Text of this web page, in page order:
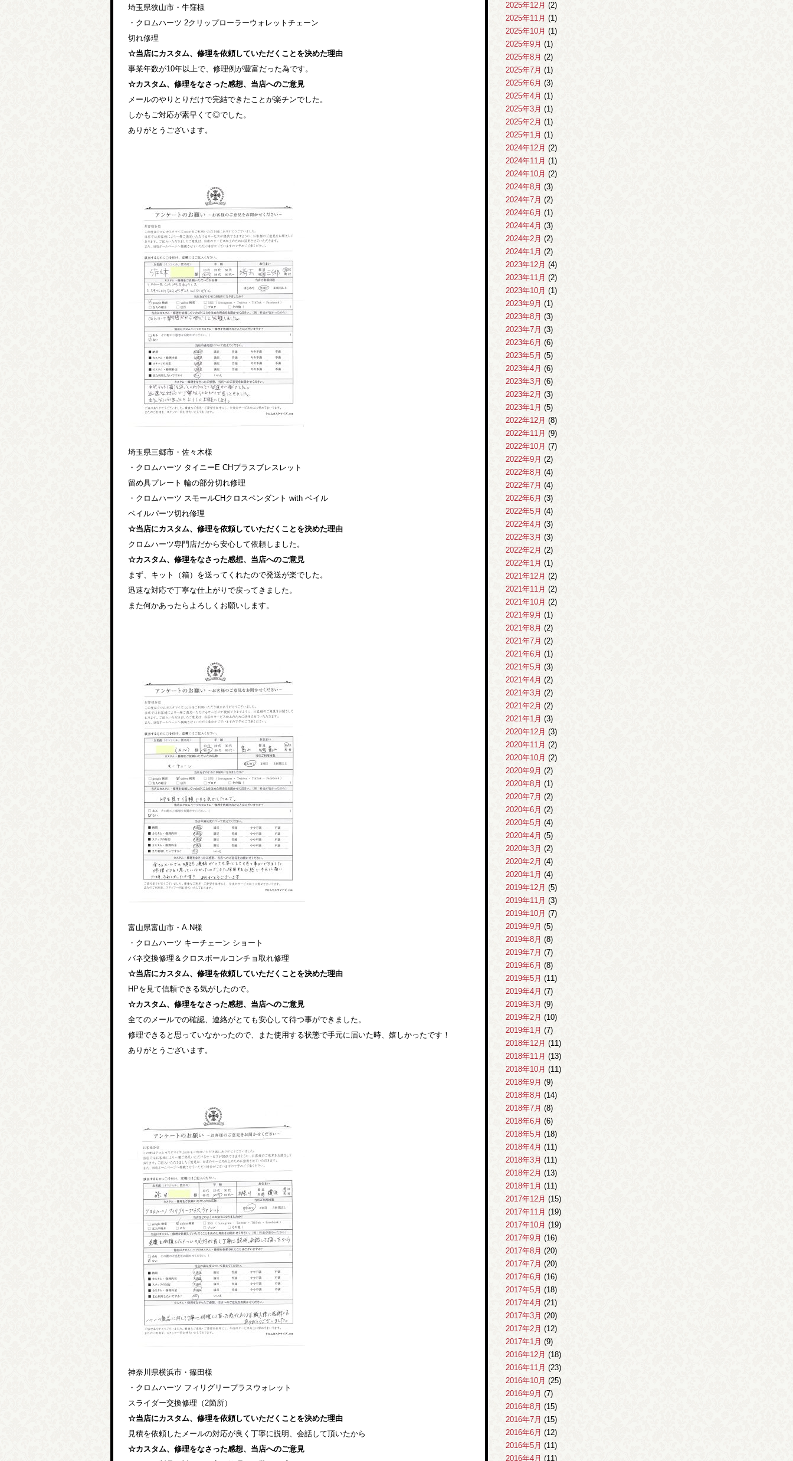
埼玉県狭山市・牛窪様
・クロムハーツ 2クリップローラーウォレットチェーン
切れ修理
☆当店にカスタム、修理を依頼していただくことを決めた理由
事業年数が10年以上で、修理例が豊富だった為です。
☆カスタム、修理をなさった感想、当店へのご意見
メールのやりとりだけで完結できたことが楽チンでした。
しかもご対応が素早くて◎でした。
ありがとうございます。
埼玉県三郷市・佐々木様
・クロムハーツ タイニーE CHプラスブレスレット
留め具プレート 輪の部分切れ修理
・クロムハーツ スモールCHクロスペンダント with ベイル
ベイルパーツ切れ修理
☆当店にカスタム、修理を依頼していただくことを決めた理由
クロムハーツ専門店だから安心して依頼しました。
☆カスタム、修理をなさった感想、当店へのご意見
まず、キット（箱）を送ってくれたので発送が楽でした。
迅速な対応で丁寧な仕上がりで戻ってきました。
また何かあったらよろしくお願いします。
富山県富山市・A.N様
・クロムハーツ キーチェーン ショート
バネ交換修理＆クロスボールコンチョ取れ修理
☆当店にカスタム、修理を依頼していただくことを決めた理由
HPを見て信頼できる気がしたので。
☆カスタム、修理をなさった感想、当店へのご意見
全てのメールでの確認、連絡がとても安心して待つ事ができました。
修理できると思っていなかったので、また使用する状態で手元に届いた時、嬉しかったです！
ありがとうございます。
神奈川県横浜市・篠田様
・クロムハーツ フィリグリープラスウォレット
スライダー交換修理（2箇所）
☆当店にカスタム、修理を依頼していただくことを決めた理由
見積を依頼したメールの対応が良く丁寧に説明、会話して頂いたから
☆カスタム、修理をなさった感想、当店へのご意見
2025年12月 (2)
2025年11月 (1)
2025年10月 (1)
2025年9月 (1)
2025年8月 (2)
2025年7月 (1)
2025年6月 (3)
2025年4月 (1)
2025年3月 (1)
2025年2月 (1)
2025年1月 (1)
2024年12月 (2)
2024年11月 (1)
2024年10月 (2)
2024年8月 (3)
2024年7月 (2)
2024年6月 (1)
2024年4月 (3)
2024年2月 (2)
2024年1月 (2)
2023年12月 (4)
2023年11月 (2)
2023年10月 (1)
2023年9月 (1)
2023年8月 (3)
2023年7月 (3)
2023年6月 (6)
2023年5月 (5)
2023年4月 (6)
2023年3月 (6)
2023年2月 (3)
2023年1月 (5)
2022年12月 (8)
2022年11月 (9)
2022年10月 (7)
2022年9月 (2)
2022年8月 (4)
2022年7月 (4)
2022年6月 (3)
2022年5月 (4)
2022年4月 (3)
2022年3月 (3)
2022年2月 (2)
2022年1月 (1)
2021年12月 (2)
2021年11月 (2)
2021年10月 (2)
2021年9月 (1)
2021年8月 (2)
2021年7月 (2)
2021年6月 (1)
2021年5月 (3)
2021年4月 (2)
2021年3月 (2)
2021年2月 (2)
2021年1月 (3)
2020年12月 (3)
2020年11月 (2)
2020年10月 (2)
2020年9月 (2)
2020年8月 (1)
2020年7月 (2)
2020年6月 (2)
2020年5月 (4)
2020年4月 (5)
2020年3月 (2)
2020年2月 (4)
2020年1月 (4)
2019年12月 (5)
2019年11月 (3)
2019年10月 (7)
2019年9月 (5)
2019年8月 (8)
2019年7月 (7)
2019年6月 (8)
2019年5月 (11)
2019年4月 (7)
2019年3月 (9)
2019年2月 (10)
2019年1月 (7)
2018年12月 (11)
2018年11月 (13)
2018年10月 (11)
2018年9月 (9)
2018年8月 (14)
2018年7月 (8)
2018年6月 (6)
2018年5月 (18)
2018年4月 (11)
2018年3月 (11)
2018年2月 (13)
2018年1月 (11)
2017年12月 (15)
2017年11月 (19)
2017年10月 (19)
2017年9月 (16)
2017年8月 (20)
2017年7月 (20)
2017年6月 (16)
2017年5月 (18)
2017年4月 (21)
2017年3月 (20)
2017年2月 (12)
2017年1月 (9)
2016年12月 (18)
2016年11月 (23)
2016年10月 (25)
2016年9月 (7)
2016年8月 (15)
2016年7月 (15)
2016年6月 (12)
2016年5月 (11)
2016年4月 (11)